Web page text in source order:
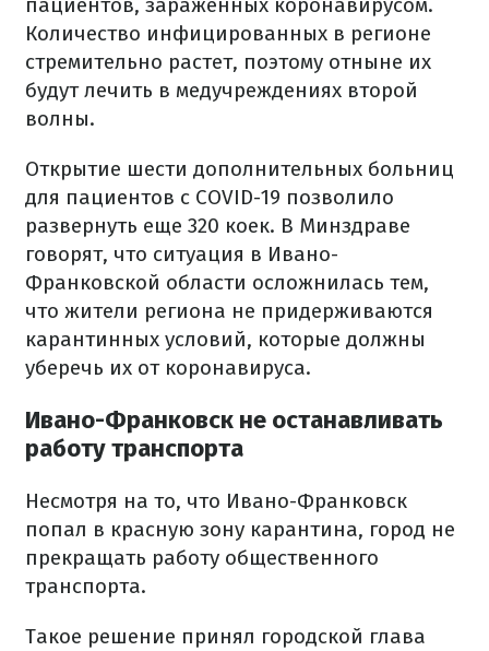
Количество инфицированных в регионе
стремительно растет, поэтому отныне их
будут лечить в медучреждениях второй
волны.
Открытие шести дополнительных больниц
для пациентов с COVID-19 позволило
развернуть еще 320 коек. В Минздраве
говорят, что ситуация в Ивано-
Франковской области осложнилась тем,
что жители региона не придерживаются
карантинных условий, которые должны
уберечь их от коронавируса.
Ивано-Франковск не останавливать
работу транспорта
Несмотря на то, что Ивано-Франковск
попал в красную зону карантина, город не
прекращать работу общественного
транспорта.
Такое решение принял городской глава